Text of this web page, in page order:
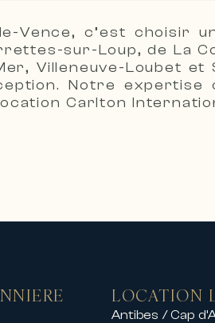
de prestige
ports et golfs
d’Azur, Carlton
à Cannes.
Vence, c’est
sur-Loup, de La
Villeneuve-Loubet
Notre
Carlton
LOCATION
Antibes / Cap